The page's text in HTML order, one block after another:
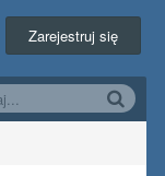
Zarejestruj się